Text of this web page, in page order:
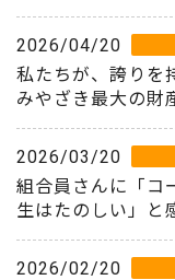
2026/04/20
私たちが、誇りを
みやざき最大の財
2026/03/20
組合員さんに「コ
生はたのしい」と
2026/02/20